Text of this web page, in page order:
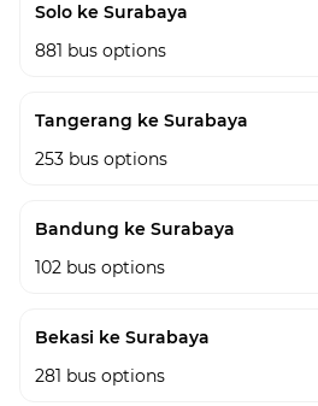
Solo ke Surabaya
881 bus options
Tangerang ke Surabaya
253 bus options
Bandung ke Surabaya
102 bus options
Bekasi ke Surabaya
281 bus options